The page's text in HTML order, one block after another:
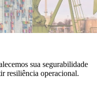
sua segurabilidade
resiliência operacional.